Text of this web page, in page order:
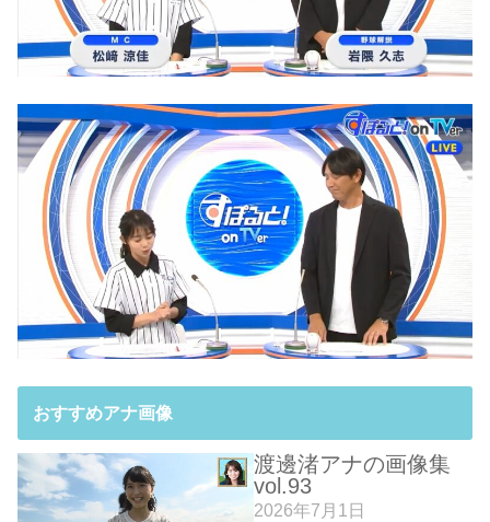
おすすめアナ画像
渡邊渚アナの画像集
vol.93
2026年7月1日